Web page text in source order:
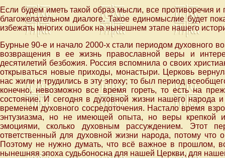
Если будем иметь такой образ мысли, все противоречия
благожелательном диалоге. Такое единомыслие будет
избежать многих ошибок на нынешнем этапе нашего
Бурные 90-е и начало 2000-х стали периодом духовного
возвращения в ее жизнь православной веры и
десятилетий безбожия. Россия вспомнила о своих
открываться новые приходы, монастыри. Церковь
нас жили и трудились в эту эпоху; то был период
конечно, невозможно все время гореть, то есть на
состояние. И сегодня в духовной жизни нашего народа
временем духовного сосредоточения. Настало время
энтузиазма, но не имеющей опыта, но веры крепкой и
эмоциями, сколько духовным рассуждением. Этот
ответственный для духовной жизни народа, потому что
Поэтому не нужно думать, что всё важное в прошлом,
нынешняя эпоха судьбоносна для нашей Церкви, для